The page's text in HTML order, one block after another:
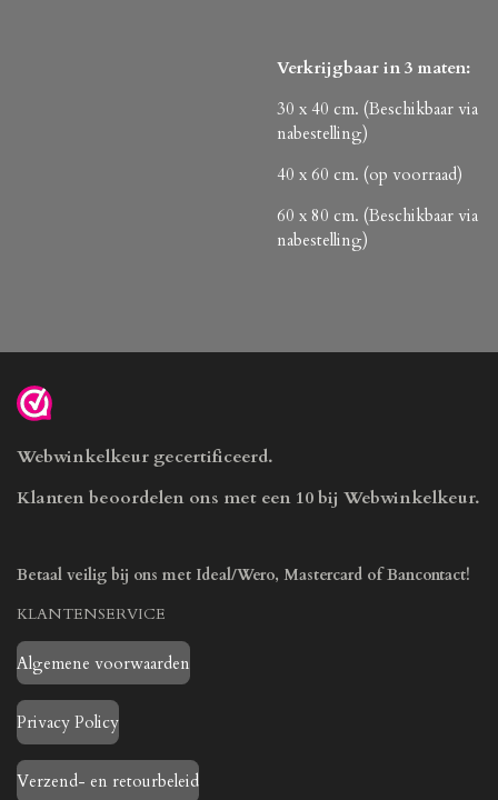
Verkrijgbaar in 3 maten:
30 x 40 cm. (Beschikbaar via
nabestelling)
40 x 60 cm. (op voorraad)
60 x 80 cm. (Beschikbaar via
nabestelling)
Webwinkelkeur gecertificeerd.
Klanten beoordelen ons met een 10 bij Webwinkelkeur.
Betaal veilig bij ons met Ideal/Wero, Mastercard of Bancontact!
KLANTENSERVICE
Algemene voorwaarden
Privacy Policy
Verzend- en retourbeleid